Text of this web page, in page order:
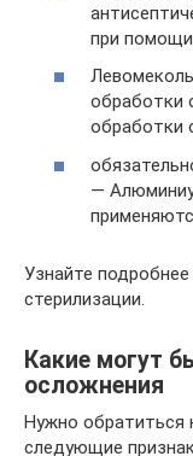
при помощи
обработки
обработки
—
Узнайте
стерилизации.
Какие могут
осложнения
Нужно обратиться
следующие